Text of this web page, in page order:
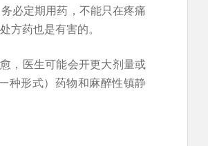
必定期用药，不能只在疼痛
方药也是有害的。
，医生可能会开更大剂量或
种形式）药物和麻醉性镇静